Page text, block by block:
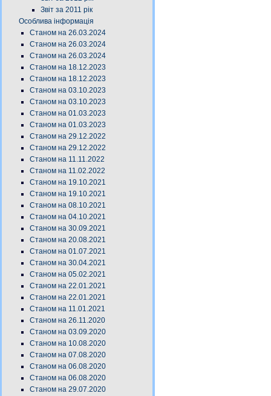
Звіт за 2011 рік
Особлива інформація
Станом на 26.03.2024
Станом на 26.03.2024
Станом на 26.03.2024
Станом на 18.12.2023
Станом на 18.12.2023
Станом на 03.10.2023
Станом на 03.10.2023
Станом на 01.03.2023
Станом на 01.03.2023
Станом на 29.12.2022
Станом на 29.12.2022
Станом на 11.11.2022
Станом на 11.02.2022
Станом на 19.10.2021
Станом на 19.10.2021
Станом на 08.10.2021
Станом на 04.10.2021
Станом на 30.09.2021
Станом на 20.08.2021
Станом на 01.07.2021
Станом на 30.04.2021
Станом на 05.02.2021
Станом на 22.01.2021
Станом на 22.01.2021
Станом на 11.01.2021
Станом на 26.11.2020
Станом на 03.09.2020
Станом на 10.08.2020
Станом на 07.08.2020
Станом на 06.08.2020
Станом на 06.08.2020
Станом на 29.07.2020